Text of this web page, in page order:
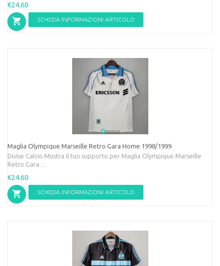
€24.60
SCHEDA INFORMAZIONI ARTICOLO
Maglia Olympique Marseille Retro Gara Home 1998/1999
Divise Calcio Mostra il tuo supporto per Maglia Olympique Marseille
Retro Gara ...
€24.60
SCHEDA INFORMAZIONI ARTICOLO